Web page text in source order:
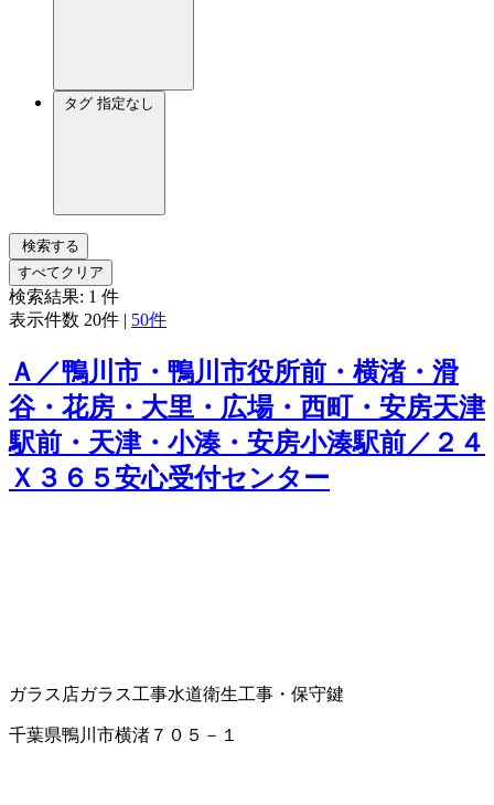
タグ 指定なし
検索する
すべてクリア
検索結果: 1 件
表示件数 20件 | 50件
Ａ／鴨川市・鴨川市役所前・横渚・滑
谷・花房・大里・広場・西町・安房天津
駅前・天津・小湊・安房小湊駅前／２４
Ｘ３６５安心受付センター
ガラス店ガラス工事水道衛生工事・保守鍵
千葉県鴨川市横渚７０５－１